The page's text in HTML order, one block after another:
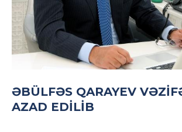
ƏBÜLFƏS QARAYEV
AZAD EDILIB